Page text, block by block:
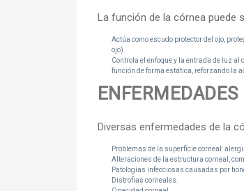
La función de la córnea puede
Actúa como escudo protector del ojo,
ojo).
Controla el enfoque y la entrada de luz
función de forma estática, reforzando la
Diversas enfermedades de la
Problemas de la superficie corneal:
Alteraciones de la estructura corneal,
Patologías infecciosas causadas por
Distrofias corneales.